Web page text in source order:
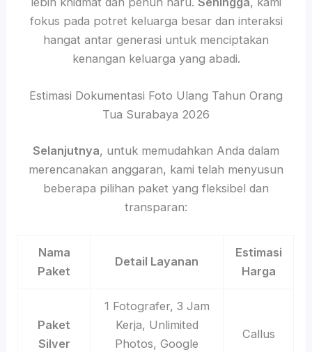
fokus pada potret keluarga besar dan interaksi
hangat antar generasi untuk menciptakan
kenangan keluarga yang abadi.
Estimasi Dokumentasi Foto Ulang Tahun Orang
Tua Surabaya 2026
Selanjutnya, untuk memudahkan Anda dalam
merencanakan anggaran, kami telah menyusun
beberapa pilihan paket yang fleksibel dan
transparan:
Nama
Paket
Detail Layanan
Estimasi
Harga
Paket
Silver
1 Fotografer, 3 Jam
Kerja, Unlimited
Photos, Google
Callus